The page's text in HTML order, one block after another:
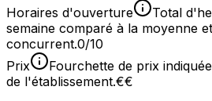
Horaires d'ouverture
Total
semaine comparé à la moyenne
concurrent.0/10
Prix
Fourchette de prix
de l'établissement.€€